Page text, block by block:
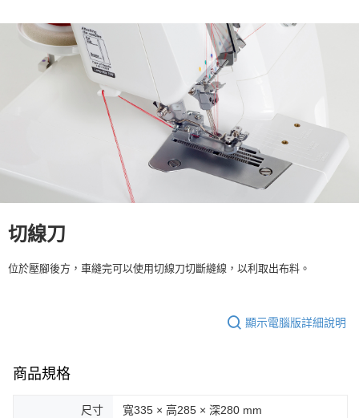
切線刀
位於壓腳後方，車縫完可以使用切線刀切斷縫線，以利取出布料。
顯示電腦版詳細說明
商品規格
尺寸 寬335 × 高285 × 深280 mm